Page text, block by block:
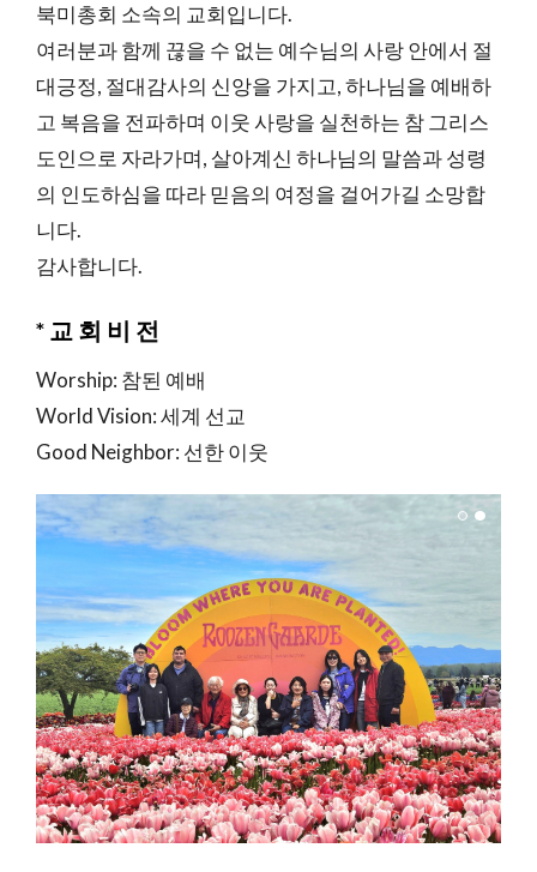
북미총회 소속의 교회입니다.
여러분과 함께 끊을 수 없는 예수님의 사랑 안에서 절
대긍정, 절대감사의 신앙을 가지고, 하나님을 예배하
고 복음을 전파하며 이웃 사랑을 실천하는 참 그리스
도인으로 자라가며, 살아계신 하나님의 말씀과 성령
의 인도하심을 따라 믿음의 여정을 걸어가길 소망합
니다.
감사합니다.
*교회비전
Worship: 참된 예배
World Vision: 세계 선교
Good Neighbor: 선한 이웃